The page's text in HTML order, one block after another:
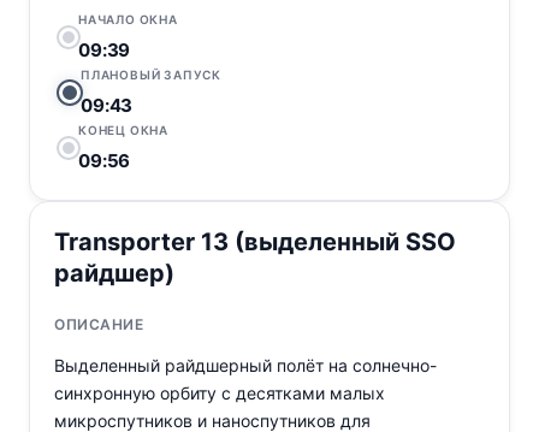
НАЧАЛО ОКНА
09:39
ПЛАНОВЫЙ ЗАПУСК
09:43
КОНЕЦ ОКНА
09:56
Transporter 13 (выделенный SSO
райдшер)
ОПИСАНИЕ
Выделенный райдшерный полёт на солнечно-
синхронную орбиту с десятками малых
микроспутников и наноспутников для